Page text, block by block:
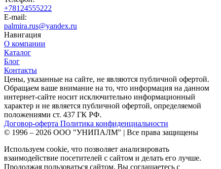
+78124555222
E-mail:
palmira.rus@yandex.ru
Навигация
О компании
Каталог
Блог
Контакты
Цены, указанные на сайте, не являются публичной офертой.
Обращаем ваше внимание на то, что информация на данном
интернет-сайте носит исключительно информационный
характер и не является публичной офертой, определяемой
положениями ст. 437 ГК РФ.
Договор-оферта Политика конфиденциальности
© 1996 – 2026 ООО "УНИПАЛМ" | Все права защищены
Используем cookie, что позволяет анализировать
взаимодействие посетителей с сайтом и делать его лучше.
Продолжая пользоваться сайтом, Вы соглашаетесь с